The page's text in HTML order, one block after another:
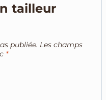
tailleur
publiée. Les champs
*